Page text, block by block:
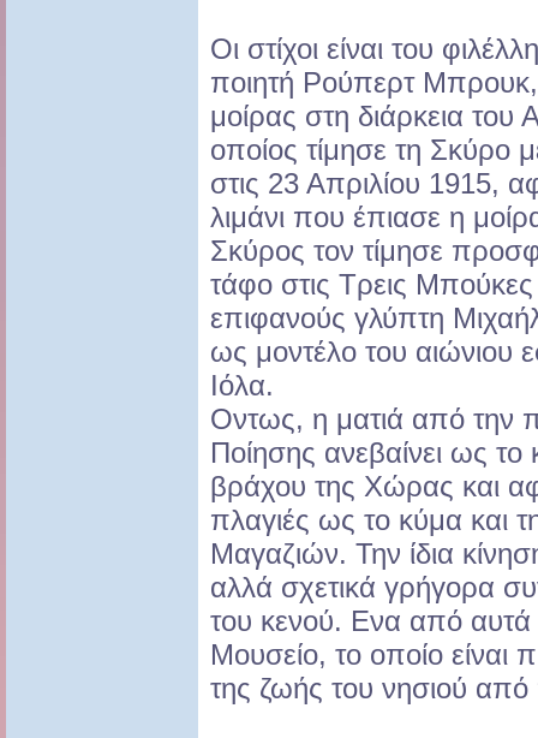
Οι στίχοι είναι του
ποιητή Ρούπερτ Μπρουκ,
μοίρας στη διάρκεια
οποίος τίμησε τη Σκύρο
στις 23 Απριλίου 1915,
λιμάνι που έπιασε η
Σκύρος τον τίμησε
τάφο στις Τρεις
επιφανούς γλύπτη
ως μοντέλο του αιώνιου
Ιόλα.
Οντως, η ματιά από την
Ποίησης ανεβαίνει ως
βράχου της Χώρας και
πλαγιές ως το κύμα και
Μαγαζιών. Την ίδια
αλλά σχετικά γρήγορα
του κενού. Ενα από αυτά
Μουσείο, το οποίο είναι
της ζωής του νησιού